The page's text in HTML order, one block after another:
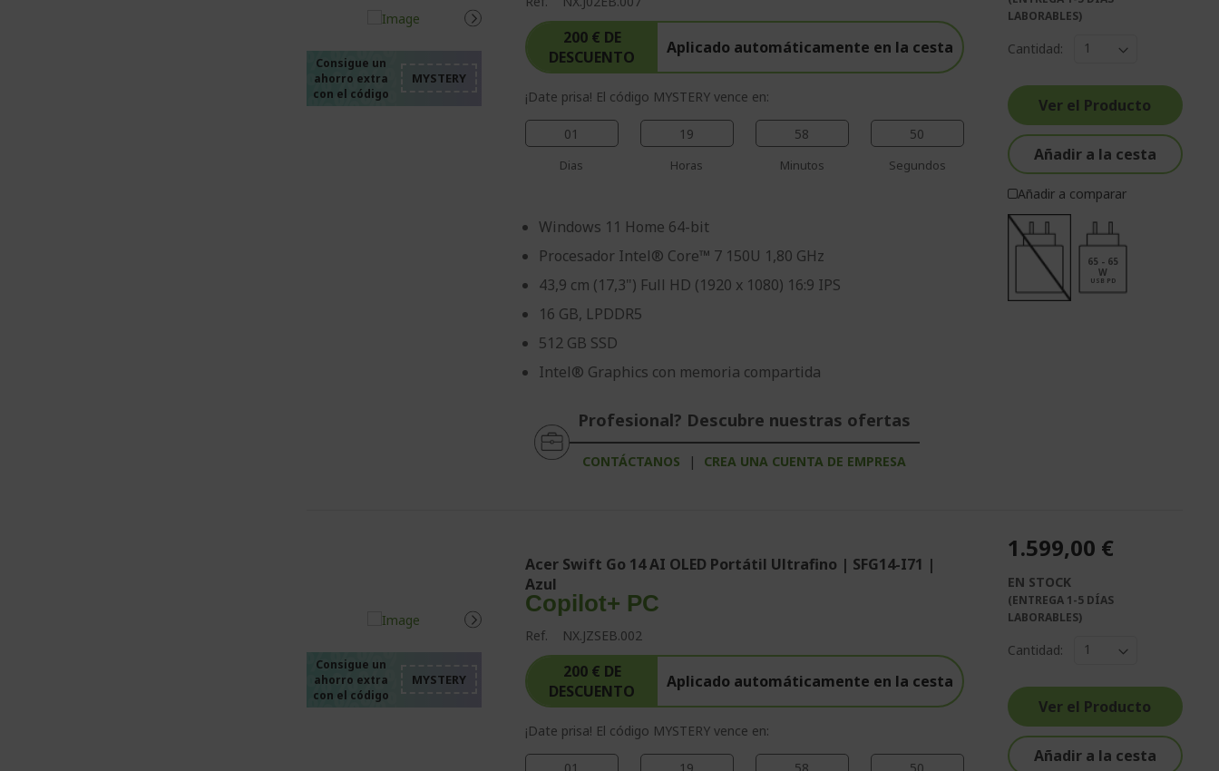
%%%%%%%%%%%%%%%%%%%%%%%%%%%%%%%%%
%%%%%%%%%%%%%%%%%%%%%%%%%%%%%%%%%
%%%%%%%%%%%%%%%%%%%%%%%%%%%%%%%%%
%%%%%%%%%%%%%%%%%%%%%%%%%%%%%%%%%
%%%%%%%%%%%%%%%%%%%%%%%%%%%%%%%%%
Consigue un
ahorro extra
con el código
200 € DE
DESCUENTO
Aplicado automáticamente en la cesta
¡Date prisa! El código MYSTERY vence en:
01
Dias
19
Horas
58
Minutos
49
Segundos
Windows 11 Home 64-bit
Procesador Intel® Core™ 7 150U 1,80 GHz
43,9 cm (17,3") Full HD (1920 x 1080) 16:9 IPS
16 GB, LPDDR5
512 GB SSD
Intel® Graphics con memoria compartida
Profesional? Descubre nuestras ofertas
CONTÁCTANOS | CREA UNA CUENTA DE EMPRESA
LABORABLES)
Cantidad:
Ver el Producto
Añadir a la cesta
Añadir a comparar
65 - 65
W
USB PD
%%%%%%%%%%%%%%%%%%%%%%%%%%%%%%%%%
%%%%%%%%%%%%%%%%%%%%%%%%%%%%%%%%%
%%%%%%%%%%%%%%%%%%%%%%%%%%%%%%%%%
%%%%%%%%%%%%%%%%%%%%%%%%%%%%%%%%%
%%%%%%%%%%%%%%%%%%%%%%%%%%%%%%%%%
Consigue un
ahorro extra
con el código
Acer Swift Go 14 AI OLED Portátil Ultrafino | SFG14-I71 |
Azul
Copilot+ PC
Ref. NX.JZSEB.002
200 € DE
DESCUENTO
Aplicado automáticamente en la cesta
¡Date prisa! El código MYSTERY vence en:
1.599,00 €
EN STOCK
(ENTREGA 1-5 DÍAS
LABORABLES)
Cantidad:
Ver el Producto
Añadir a la cesta